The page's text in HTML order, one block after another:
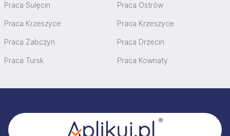
Praca Sulęcin Praca Ostrów
Praca Krzeszyce Praca Krzeszyce
Praca Żabczyn Praca Drzecin
Praca Tursk Praca Kownaty